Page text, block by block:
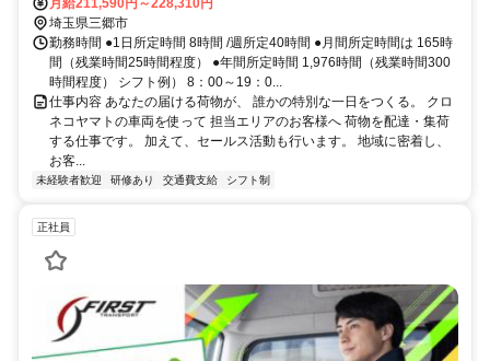
埼玉県三郷市
勤務時間 ●1日所定時間 8時間 /週所定40時間 ●月間所定時間は 165時
間（残業時間25時間程度） ●年間所定時間 1,976時間（残業時間300
時間程度） シフト例） 8：00～19：0...
仕事内容 あなたの届ける荷物が、 誰かの特別な一日をつくる。 クロ
ネコヤマトの車両を使って 担当エリアのお客様へ 荷物を配達・集荷
する仕事です。 加えて、セールス活動も行います。 地域に密着し、
お客...
未経験者歓迎 研修あり 交通費支給 シフト制
正社員